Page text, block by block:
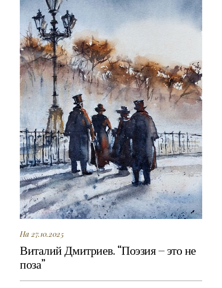
На 27.10.2025
Виталий Дмитриев. “Поэзия – это не
поза”